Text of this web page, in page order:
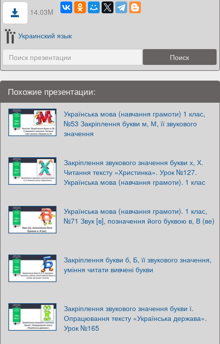
14.03M
Украинский язык
Похожие презентации:
Українська мова (навчання грамоти) 1 клас,
№53 Закріплення букви м, М, її звукового
значення
Закріплення звукового значення букви х, Х.
Читання тексту «Христинка». Урок №127.
Українська мова (навчання грамоти). 1 клас
Українська мова (навчання грамоти). 1 клас,
№71 Звук [в], позначення його буквою в, В (ве)
Закріплення букви б, Б, її звукового значення,
уміння читати вивчені букви
Закріплення звукового значення букви ї.
Опрацювання тексту «Українська держава».
Урок №165